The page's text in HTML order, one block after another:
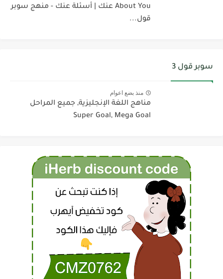
About You عنك | أسئلة عنك - منهج سوبر
قول...
سوبر قول 3
منذ بضع اعوام
مناهج اللغة الإنجليزية, جميع المراحل
Super Goal, Mega Goal